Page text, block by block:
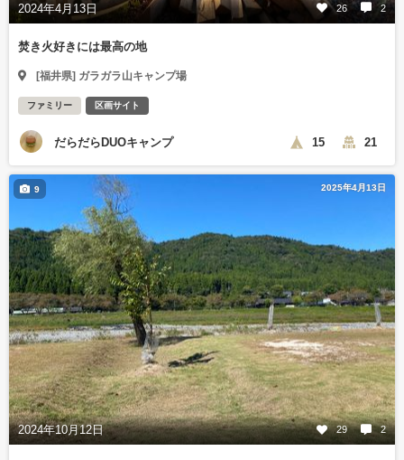
2024年4月13日 26 2
焚き火好きには最高の地
[福井県] ガラガラ山キャンプ場
ファミリー 区画サイト
だらだらDUOキャンプ 15 21
2025年4月13日
2024年10月12日 29 2
9